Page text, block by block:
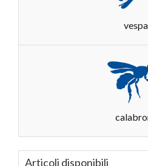
vespa
Articoli disponibili